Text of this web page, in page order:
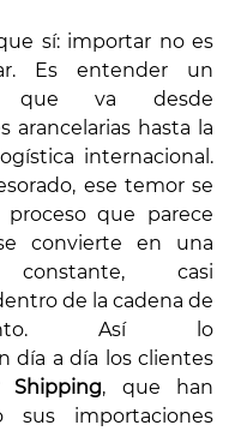
sí: importar no es
Es entender un
que va desde
arancelarias hasta la
internacional.
ese temor se
proceso que parece
convierte en una
constante, casi
de la cadena de
Así lo
día a día los clientes
Shipping, que han
sus importaciones